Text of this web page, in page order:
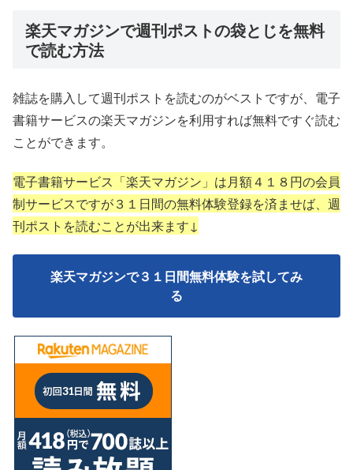
楽天マガジンで週刊ポストの袋とじを無料
で読む方法
雑誌を購入して週刊ポストを読むのがベストですが、電子
書籍サービスの楽天マガジンを利用すれば無料ですぐ読む
ことができます。
電子書籍サービス「楽天マガジン」は月額４１８円の会員
制サービスですが３１日間の無料体験登録を済ませば、週
刊ポストを読むことが出来ます↓
楽天マガジンで３１日間無料体験を試してみ
る